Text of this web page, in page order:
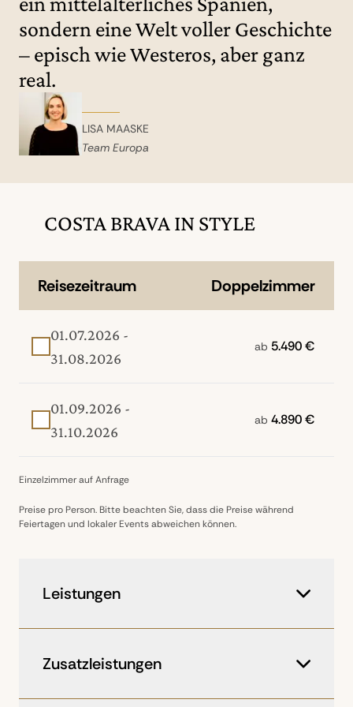
sondern eine Welt voller Geschichte
– episch wie Westeros, aber ganz
real.
LISA MAASKE
Team Europa
COSTA BRAVA IN STYLE
Reisezeitraum Doppelzimmer
01.07.2026 -
31.08.2026
ab 5.490 €
01.09.2026 -
31.10.2026
ab 4.890 €
Einzelzimmer auf Anfrage
Preise pro Person. Bitte beachten Sie, dass die Preise während
Feiertagen und lokaler Events abweichen können.
Leistungen
Lufthansa
Qashqai o.ä.) Automatik, unbegrenzte
Zusatzleistungen